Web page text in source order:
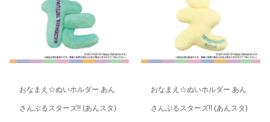
おなまえ☆ぬいホルダー あん
さんぶるスターズ!! (あんスタ)
おなまえ☆ぬいホルダー あん
さんぶるスターズ!! (あんスタ)